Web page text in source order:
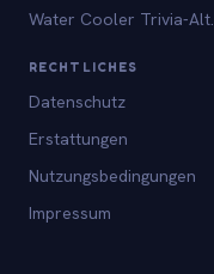
Water Cooler Trivia-Alt.
RECHTLICHES
Datenschutz
Erstattungen
Nutzungsbedingungen
Impressum